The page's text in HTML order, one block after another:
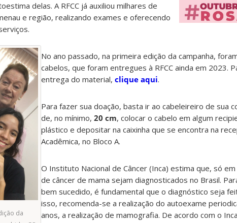
delas. A RFCC já auxiliou milhares de
e região, realizando exames e oferecendo
da
No ano passado, na primeira edição da campanha,
cabelos, que foram entregues à RFCC ainda em 2023.
entrega do material, clique aqui.
Para fazer sua doação, basta ir ao cabeleireiro de sua
de, no mínimo, 20 cm, colocar o cabelo em algum
plástico e depositar na caixinha que se encontra na
Acadêmica, no Bloco A.
O Instituto Nacional de Câncer (Inca) estima que, só
de câncer de mama sejam diagnosticados no Brasil.
bem sucedido, é fundamental que o diagnóstico seja
isso, recomenda-se a realização do autoexame
anos, a realização de mamografia. De acordo com o